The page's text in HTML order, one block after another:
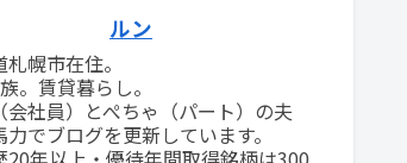
ルン
幌市在住。
。賃貸暮らし。
会社員）とぺちゃ（パート）の夫
でブログを更新しています。